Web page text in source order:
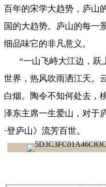
百年的宋学大趋势，庐山
国的大趋势。庐山的每一
细品味它的非凡意义。
“一山飞峙大江边，跃
世界，热风吹雨洒江天。
白烟。陶令不知何处去，
泽东主席一生爱山，对于
·登庐山》流芳百世。